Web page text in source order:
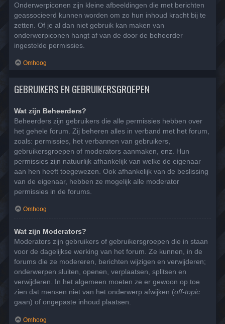
Onderwerpiconen zijn kleine afbeeldingen die met berichten
geassocieerd kunnen worden om zo hun inhoud kracht bij te
zetten. Of je al dan niet gebruik kan maken van
onderwerpiconen hangt af van de door de beheerder
ingestelde permissies.
Omhoog
GEBRUIKERS EN GEBRUIKERSGROEPEN
Wat zijn Beheerders?
Beheerders zijn gebruikers die alle permissies hebben over
het gehele forum. Zij beheren alles in verband met het forum,
zoals: permissies, het verbannen van gebruikers,
gebruikersgroepen of moderators aanmaken, enz. Hun
permissies zijn natuurlijk afhankelijk van welke de eigenaar
aan hen heeft toegewezen. Ook afhankelijk van de beslissing
van de eigenaar, hebben ze mogelijk alle moderator
permissies in de forums.
Omhoog
Wat zijn Moderators?
Moderators zijn gebruikers of gebruikersgroepen die in staan
voor de dagelijkse werking van het forum. Ze kunnen, in de
forums die ze modereren, berichten wijzigen en verwijderen;
onderwerpen sluiten, openen, verplaatsen, splitsen en
verwijderen. In het algemeen moeten ze er gewoon op toe
zien dat mensen niet van het onderwerp afwijken (off-topic
gaan) of ongepaste inhoud plaatsen.
Omhoog